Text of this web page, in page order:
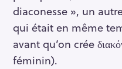
diaconesse », un
qui était en même
avant qu’on crée
féminin).